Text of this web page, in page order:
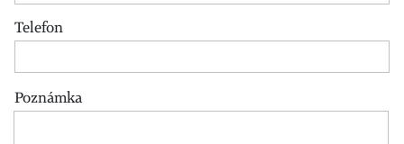
Telefon
Poznámka